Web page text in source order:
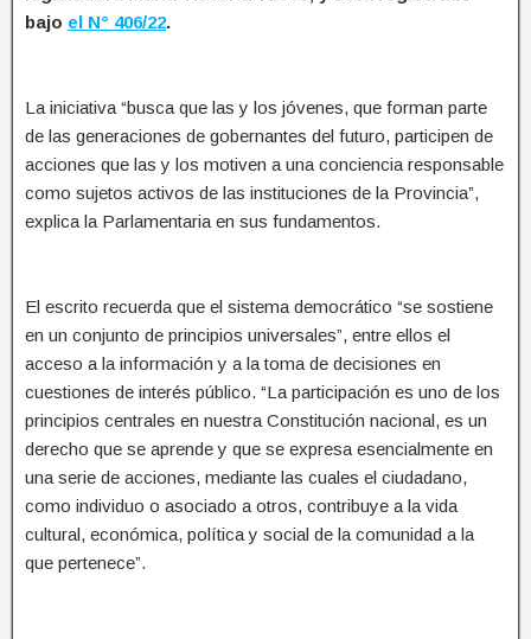
bajo el N° 406/22.
La iniciativa “busca que las y los jóvenes, que forman parte
de las generaciones de gobernantes del futuro, participen de
acciones que las y los motiven a una conciencia responsable
como sujetos activos de las instituciones de la Provincia”,
explica la Parlamentaria en sus fundamentos.
El escrito recuerda que el sistema democrático “se sostiene
en un conjunto de principios universales”, entre ellos el
acceso a la información y a la toma de decisiones en
cuestiones de interés público. “La participación es uno de los
principios centrales en nuestra Constitución nacional, es un
derecho que se aprende y que se expresa esencialmente en
una serie de acciones, mediante las cuales el ciudadano,
como individuo o asociado a otros, contribuye a la vida
cultural, económica, política y social de la comunidad a la
que pertenece”.